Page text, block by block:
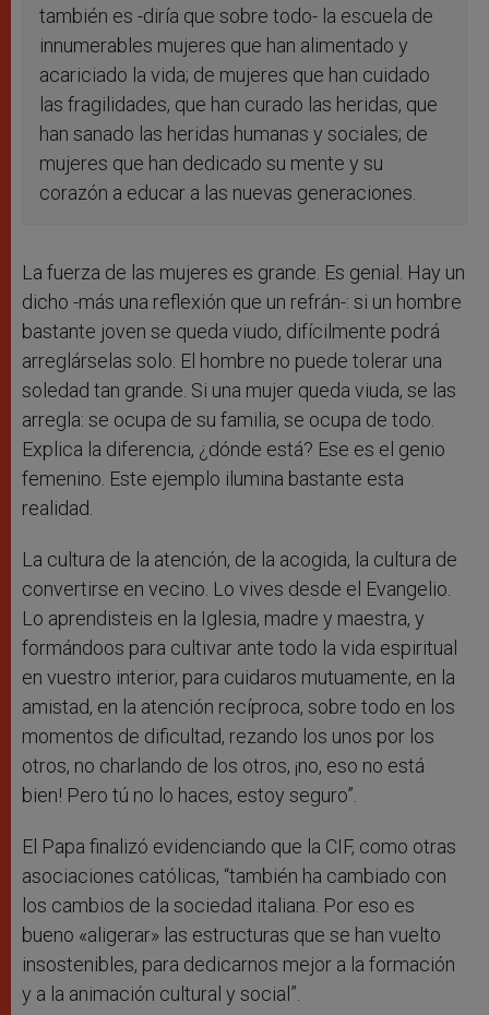
también es -diría que sobre todo- la escuela de
innumerables mujeres que han alimentado y
acariciado la vida; de mujeres que han cuidado
las fragilidades, que han curado las heridas, que
han sanado las heridas humanas y sociales; de
mujeres que han dedicado su mente y su
corazón a educar a las nuevas generaciones.
La fuerza de las mujeres es grande. Es genial. Hay un
dicho -más una reflexión que un refrán-: si un hombre
bastante joven se queda viudo, difícilmente podrá
arreglárselas solo. El hombre no puede tolerar una
soledad tan grande. Si una mujer queda viuda, se las
arregla: se ocupa de su familia, se ocupa de todo.
Explica la diferencia, ¿dónde está? Ese es el genio
femenino. Este ejemplo ilumina bastante esta
realidad.
La cultura de la atención, de la acogida, la cultura de
convertirse en vecino. Lo vives desde el Evangelio.
Lo aprendisteis en la Iglesia, madre y maestra, y
formándoos para cultivar ante todo la vida espiritual
en vuestro interior, para cuidaros mutuamente, en la
amistad, en la atención recíproca, sobre todo en los
momentos de dificultad, rezando los unos por los
otros, no charlando de los otros, ¡no, eso no está
bien! Pero tú no lo haces, estoy seguro”.
El Papa finalizó evidenciando que la CIF, como otras
asociaciones católicas, “también ha cambiado con
los cambios de la sociedad italiana. Por eso es
bueno «aligerar» las estructuras que se han vuelto
insostenibles, para dedicarnos mejor a la formación
y a la animación cultural y social”.